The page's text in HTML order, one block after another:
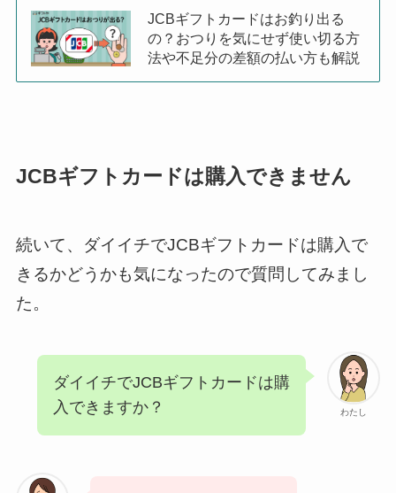
JCBギフトカードはお釣り出る
の？おつりを気にせず使い切る方
法や不足分の差額の払い方も解説
JCBギフトカードは購入できません
続いて、ダイイチでJCBギフトカードは購入で
きるかどうかも気になったので質問してみまし
た。
わたし
ダイイチでJCBギフトカードは購
入できますか？